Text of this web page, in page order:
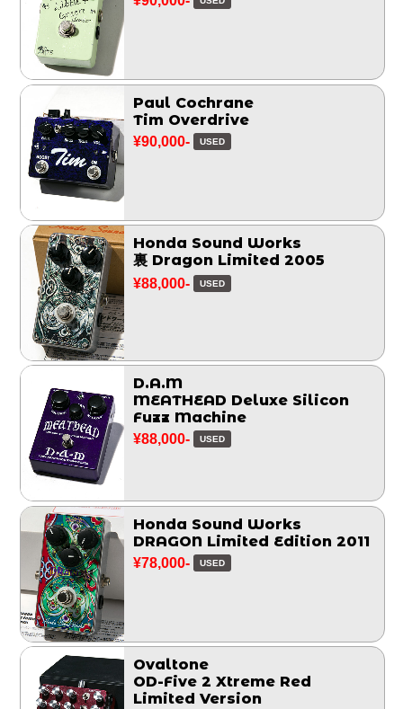
Paul Cochrane
Tim Overdrive
¥90,000- USED
Honda Sound Works
裏 Dragon Limited 2005
¥88,000- USED
D.A.M
MEATHEAD Deluxe Silicon
Fuzz Machine
¥88,000- USED
Honda Sound Works
DRAGON Limited Edition 2011
¥78,000- USED
Ovaltone
OD-Five 2 Xtreme Red
Limited Version